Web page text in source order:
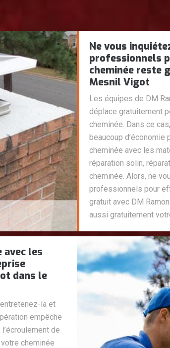
Ne vous
professionnels
cheminée reste
Mesnil Vigot
Les équipes de DM
déplace gratuitement
cheminée. Dans ce
beaucoup
cheminée avec les
réparation solin,
cheminée. Alors, ne
professionnels pour
gratuit avec DM
aussi gratuitement
les
dans le
la et
empêche
de
cheminée